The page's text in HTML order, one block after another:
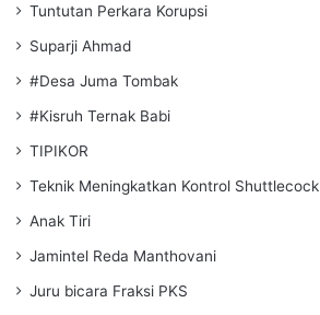
Tuntutan Perkara Korupsi
Suparji Ahmad
#Desa Juma Tombak
#Kisruh Ternak Babi
TIPIKOR
Teknik Meningkatkan Kontrol Shuttlecock
Anak Tiri
Jamintel Reda Manthovani
Juru bicara Fraksi PKS